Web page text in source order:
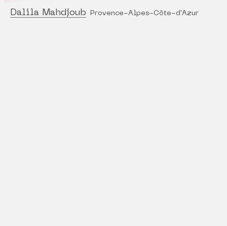
Dalila Mahdjoub Provence-Alpes-Côte-d'Azur